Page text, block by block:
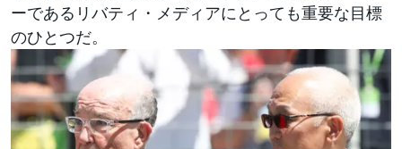
ーであるリバティ・メディアにとっても重要な目標
のひとつだ。